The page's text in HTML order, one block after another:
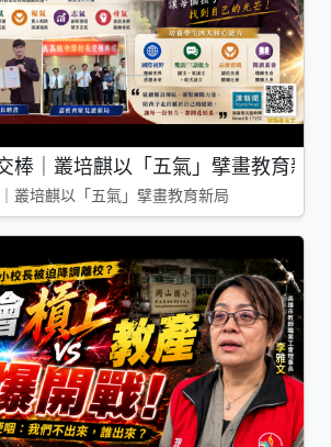
棒｜叢培麒以「五氣」擘畫教育新局
叢培麒以「五氣」擘畫教育新局